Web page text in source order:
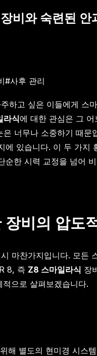
비와 숙련된 안
#사후 관리
고 싶은 이들에게
라식에 대한 관심은 그
너무나 소중하기 때
에 있습니다. 이 두 가지
순한 시력 교정을 넘어
비의 압도
마찬가지입니다. 모
8, 즉 Z8 스마일라식 장
으로 살펴보겠습니다.
별도의 현미경 시스